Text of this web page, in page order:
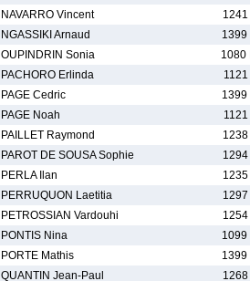
NAVARRO Vincent
1241
NGASSIKI Arnaud
1399
OUPINDRIN Sonia
1080
PACHORO Erlinda
1121
PAGE Cedric
1399
PAGE Noah
1121
PAILLET Raymond
1238
PAROT DE SOUSA Sophie
1294
PERLA Ilan
1235
PERRUQUON Laetitia
1297
PETROSSIAN Vardouhi
1254
PONTIS Nina
1099
PORTE Mathis
1399
QUANTIN Jean-Paul
1268